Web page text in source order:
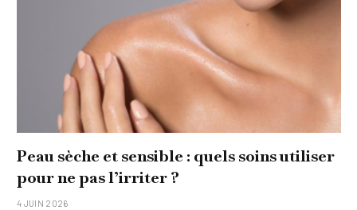
Peau sèche et sensible : quels soins utiliser
pour ne pas l’irriter ?
4 JUIN 2026